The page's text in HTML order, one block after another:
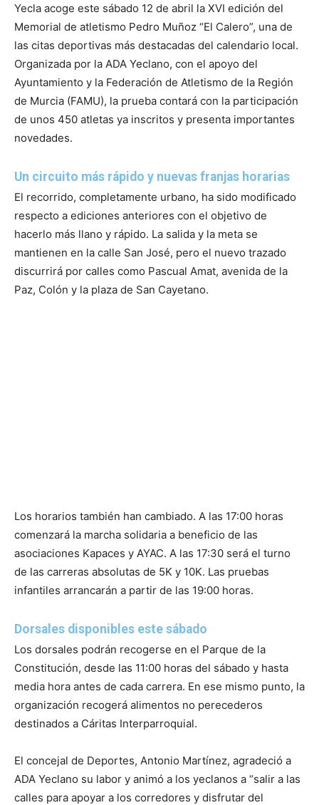
Yecla acoge este sábado 12 de abril la XVI edición del
Memorial de atletismo Pedro Muñoz “El Calero”, una de
las citas deportivas más destacadas del calendario local.
Organizada por la ADA Yeclano, con el apoyo del
Ayuntamiento y la Federación de Atletismo de la Región
de Murcia (FAMU), la prueba contará con la participación
de unos 450 atletas ya inscritos y presenta importantes
novedades.
Un circuito más rápido y nuevas franjas horarias
El recorrido, completamente urbano, ha sido modificado
respecto a ediciones anteriores con el objetivo de
hacerlo más llano y rápido. La salida y la meta se
mantienen en la calle San José, pero el nuevo trazado
discurrirá por calles como Pascual Amat, avenida de la
Paz, Colón y la plaza de San Cayetano.
Los horarios también han cambiado. A las 17:00 horas
comenzará la marcha solidaria a beneficio de las
asociaciones Kapaces y AYAC. A las 17:30 será el turno
de las carreras absolutas de 5K y 10K. Las pruebas
infantiles arrancarán a partir de las 19:00 horas.
Dorsales disponibles este sábado
Los dorsales podrán recogerse en el Parque de la
Constitución, desde las 11:00 horas del sábado y hasta
media hora antes de cada carrera. En ese mismo punto, la
organización recogerá alimentos no perecederos
destinados a Cáritas Interparroquial.
El concejal de Deportes, Antonio Martínez, agradeció a
ADA Yeclano su labor y animó a los yeclanos a “salir a las
calles para apoyar a los corredores y disfrutar del